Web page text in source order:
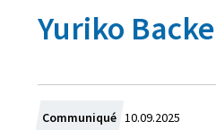
Yuriko
Communiqué C
10.09.2025